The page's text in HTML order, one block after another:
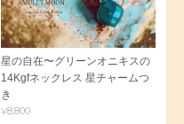
星の自在〜グリーンオニキスの
14Kgfネックレス 星チャームつ
き
¥8,800